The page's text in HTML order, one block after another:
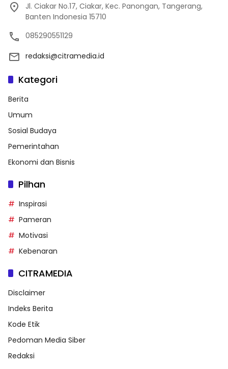
Jl. Ciakar No.17, Ciakar, Kec. Panongan, Tangerang,
Banten Indonesia 15710
085290551129
redaksi@citramedia.id
Kategori
Berita
Umum
Sosial Budaya
Pemerintahan
Ekonomi dan Bisnis
Pilhan
Inspirasi
Pameran
Motivasi
Kebenaran
CITRAMEDIA
Disclaimer
Indeks Berita
Kode Etik
Pedoman Media Siber
Redaksi